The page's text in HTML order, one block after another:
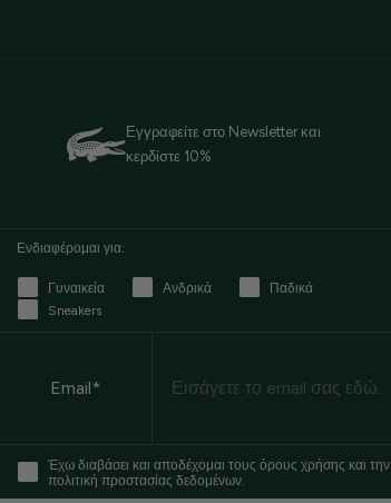
Εγγραφείτε στο Newsletter και
κερδίστε 10%
Ενδιαφέρομαι για:
Γυναικεία Ανδρικά
Παδικά
Sneakers
Email*
Έχω διαβάσει και αποδέχομαι τους όρους χρήσης και την
πολιτική προστασίας δεδομένων.